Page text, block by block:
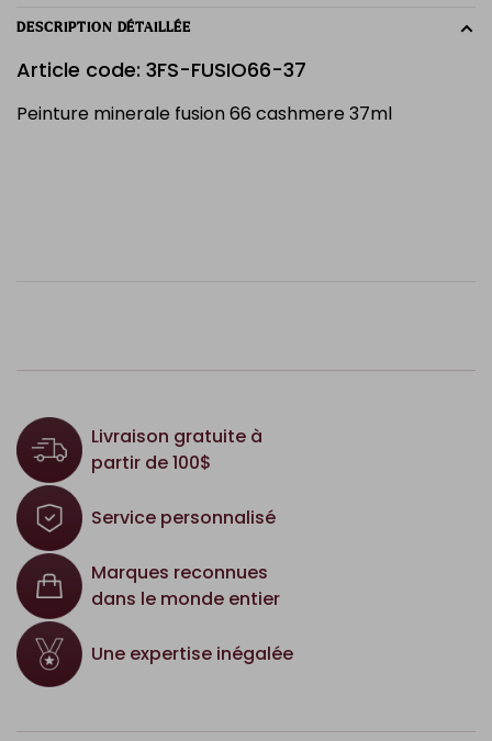
DESCRIPTION DÉTAILLÉE
Article code: 3FS-FUSIO66-37
Peinture minerale fusion 66 cashmere 37ml
Livraison gratuite à
partir de 100$
Service personnalisé
Marques reconnues
dans le monde entier
Une expertise inégalée